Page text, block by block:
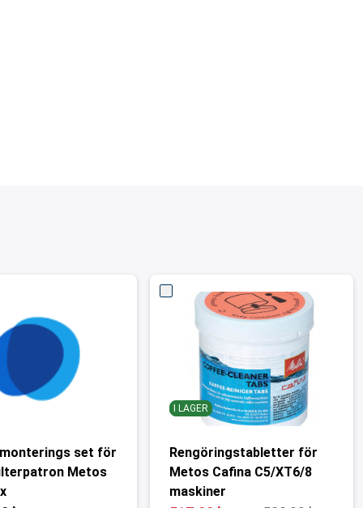
set för
Metos
I LAGER
Rengöringstabletter för
Metos Cafina C5/XT6/8
maskiner